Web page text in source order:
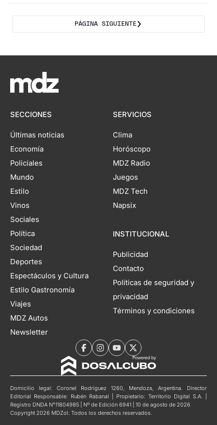
PÁGINA SIGUIENTE
SECCIONES
Últimas noticias
Economía
Policiales
Mundo
Estilo
Vinos
Sociales
Política
Sociedad
Deportes
Espectáculos y Cultura
Estilo Gastronomía
Viajes
MDZ Autos
Newsletter
SERVICIOS
Clima
Horóscopo
MDZ Radio
Juegos
MDZ Tech
Napsix
INSTITUCIONAL
Publicidad
Contacto
Políticas de seguridad y
privacidad
Términos y condiciones
Domicilio legal: Coronel Rodríguez 1260, Mendoza, Argentina. Director
Editorial Responsable: Rubén Rabanal | Propietario: Territorio Digital S.A. |
Registro DNDA N°11804985 | Nº de Edición 6941 | 10 de agosto de 2026
Copyright 2026 MDZol. Todos los derechos reservados.